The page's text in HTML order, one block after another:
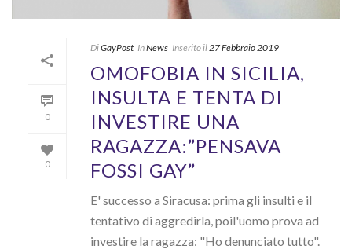
0
0
DiGayPost InNews Inserito il 27 Febbraio 2019
OMOFOBIA IN SICILIA,
INSULTA E TENTA DI
INVESTIRE UNA
RAGAZZA:”PENSAVA
FOSSI GAY”
E' successo a Siracusa: prima gli insulti e il
tentativo di aggredirla, poil'uomo prova ad
investire la ragazza: "Ho denunciato tutto".